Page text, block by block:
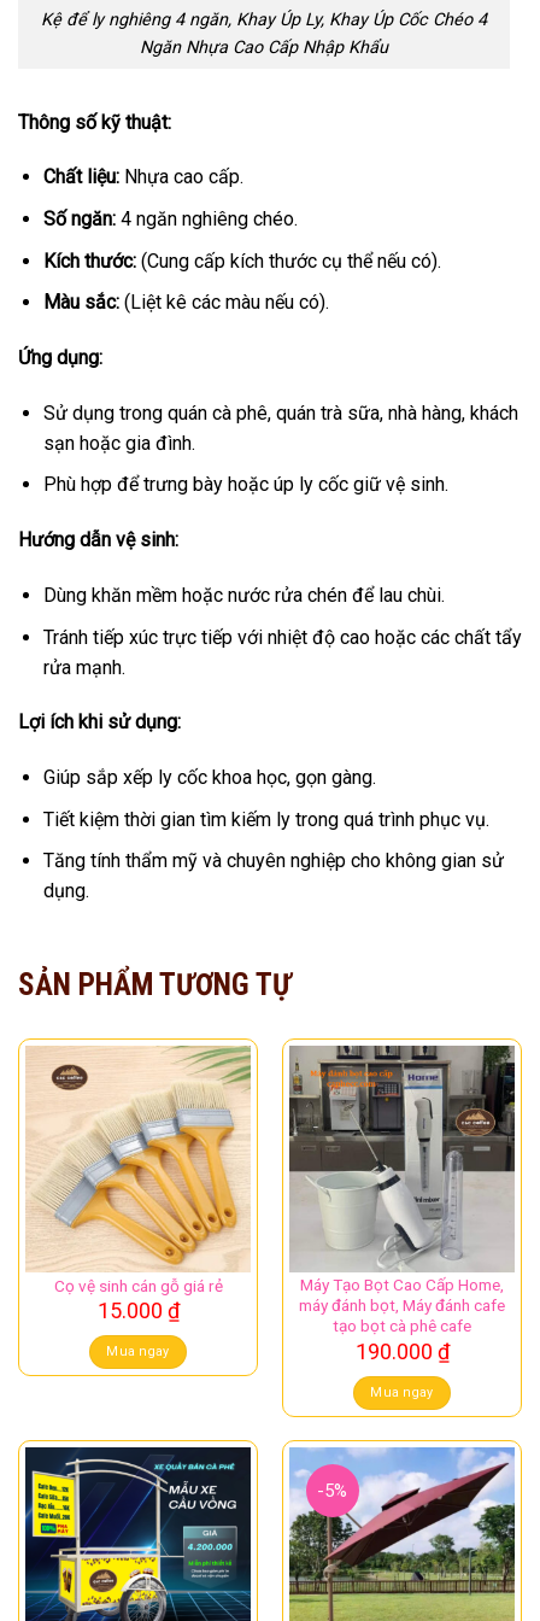
Kệ để ly nghiêng 4 ngăn, Khay Úp Ly, Khay Úp Cốc Chéo 4
Ngăn Nhựa Cao Cấp Nhập Khẩu
Thông số kỹ thuật:
Chất liệu:Nhựa cao cấp.
Số ngăn:4 ngăn nghiêng chéo.
Kích thước:(Cung cấp kích thước cụ thể nếu có).
Màu sắc:(Liệt kê các màu nếu có).
Ứng dụng:
Sử dụng trong quán cà phê, quán trà sữa, nhà hàng, khách
sạn hoặc gia đình.
Phù hợp để trưng bày hoặc úp ly cốc giữ vệ sinh.
Hướng dẫn vệ sinh:
Dùng khăn mềm hoặc nước rửa chén để lau chùi.
Tránh tiếp xúc trực tiếp với nhiệt độ cao hoặc các chất tẩy
rửa mạnh.
Lợi ích khi sử dụng:
Giúp sắp xếp ly cốc khoa học, gọn gàng.
Tiết kiệm thời gian tìm kiếm ly trong quá trình phục vụ.
Tăng tính thẩm mỹ và chuyên nghiệp cho không gian sử
dụng.
SẢN PHẨM TƯƠNG TỰ
Cọ vệ sinh cán gỗ giá rẻ
15.000 ₫
Mua ngay
Máy Tạo Bọt Cao Cấp Home,
máy đánh bọt, Máy đánh cafe
tạo bọt cà phê cafe
190.000 ₫
Mua ngay
-5%